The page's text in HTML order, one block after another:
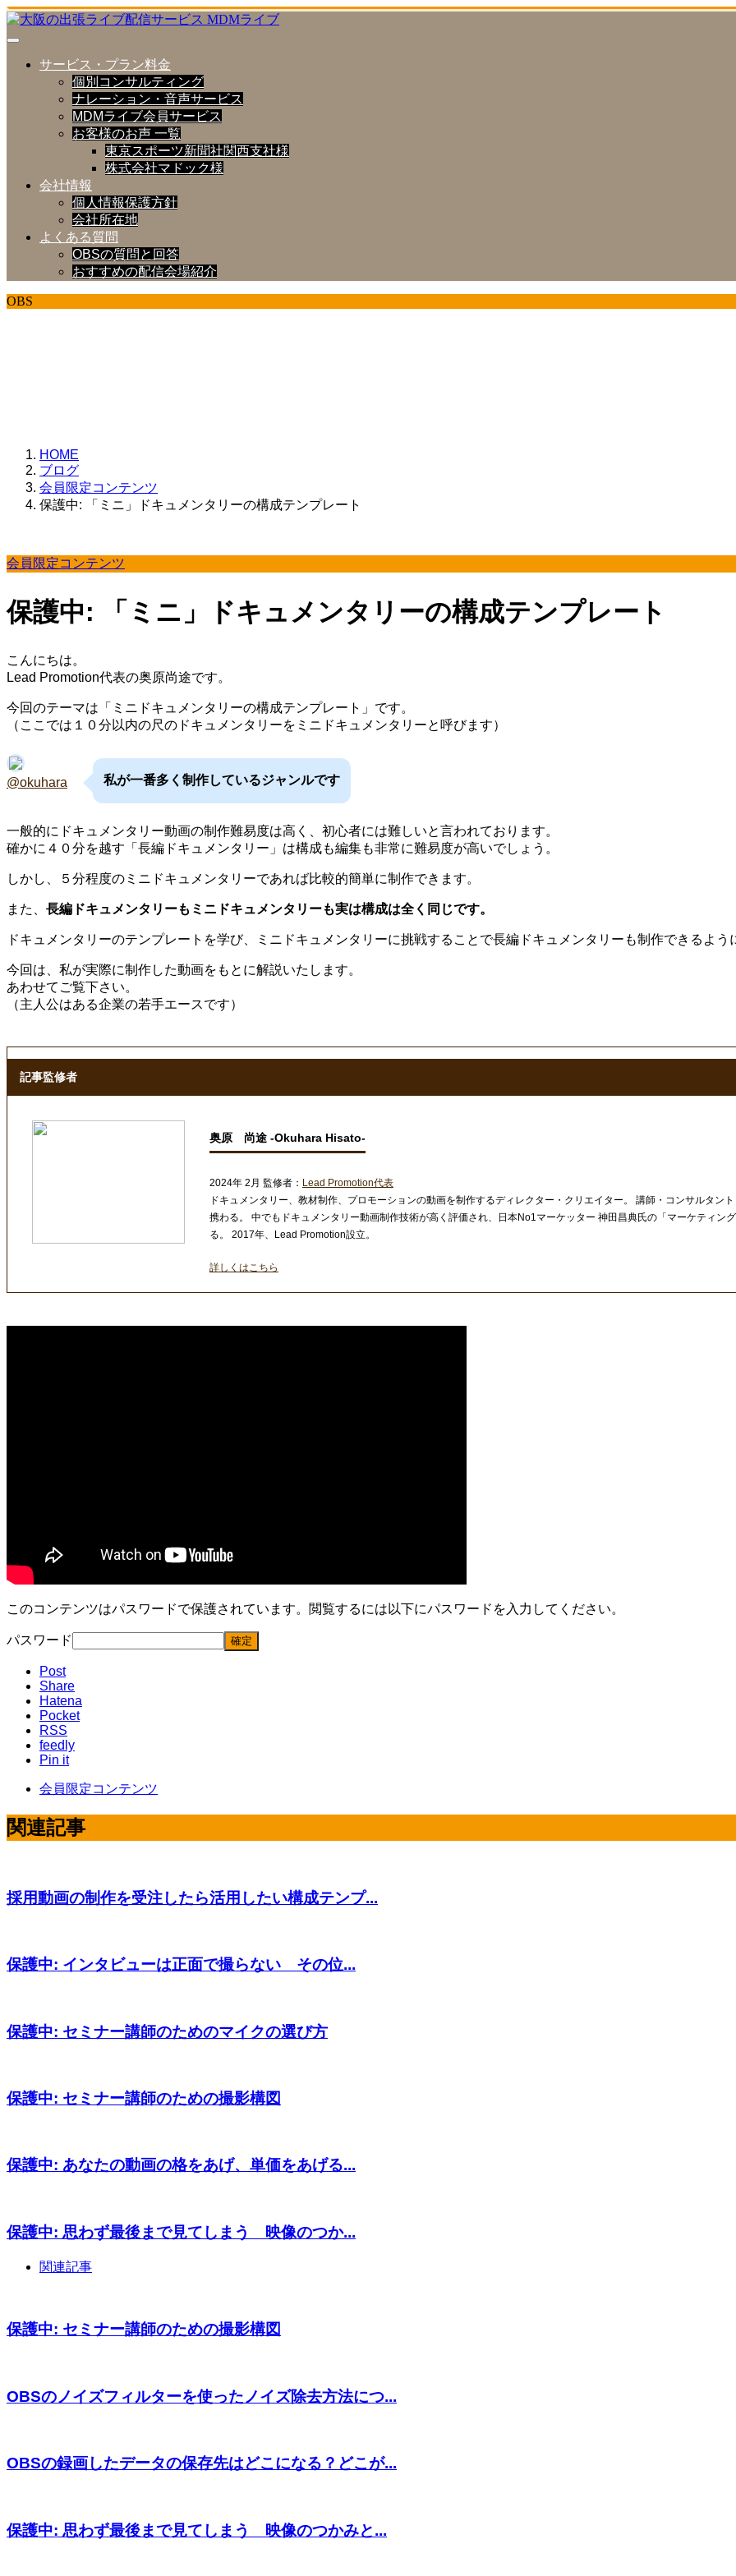
サービス・プラン料金
個別コンサルティング
ナレーション・音声サービス
MDMライブ会員サービス
お客様のお声 一覧
東京スポーツ新聞社関西支社様
株式会社マドック様
会社情報
個人情報保護方針
会社所在地
よくある質問
OBSの質問と回答
おすすめの配信会場紹介
OBS
HOME
ブログ
会員限定コンテンツ
保護中: 「ミニ」ドキュメンタリーの構成テンプレート
会員限定コンテンツ
保護中: 「ミニ」ドキュメンタリーの構成テンプレート
こんにちは。
Lead Promotion代表の奥原尚途です。
今回のテーマは「ミニドキュメンタリーの構成テンプレート」です。
（ここでは１０分以内の尺のドキュメンタリーをミニドキュメンタリーと呼びます）
@okuhara 私が一番多く制作しているジャンルです
一般的にドキュメンタリー動画の制作難易度は高く、初心者には難しいと言われております。
確かに４０分を越す「長編ドキュメンタリー」は構成も編集も非常に難易度が高いでしょう。
しかし、５分程度のミニドキュメンタリーであれば比較的簡単に制作できます。
また、 長編ドキュメンタリーもミニドキュメンタリーも実は構成は全く同じです。
ドキュメンタリーのテンプレートを学び、ミニドキュメンタリーに挑戦することで長編ドキュメンタリーも制作できるよう
今回は、私が実際に制作した動画をもとに解説いたします。
あわせてご覧下さい。
（主人公はある企業の若手エースです）
記事監修者
奥原 尚途 -Okuhara Hisato-
2024年 2月 監修者： Lead Promotion代表
ドキュメンタリー、教材制作、プロモーションの動画を制作するディレクター・クリエイター。 講師・コンサルタン
携わる。 中でもドキュメンタリー動画制作技術が高く評価され、日本No1マーケッター 神田昌典氏の「マーケティン
る。 2017年、Lead Promotion設立。
詳しくはこちら
このコンテンツはパスワードで保護されています。閲覧するには以下にパスワードを入力してください。
パスワード
Post
Share
Hatena
Pocket
RSS
feedly
Pin it
会員限定コンテンツ
関連記事
採用動画の制作を受注したら活用したい構成テンプ...
保護中: インタビューは正面で撮らない その位...
保護中: セミナー講師のためのマイクの選び方
保護中: セミナー講師のための撮影構図
保護中: あなたの動画の格をあげ、単価をあげる...
保護中: 思わず最後まで見てしまう 映像のつか...
関連記事
保護中: セミナー講師のための撮影構図
OBSのノイズフィルターを使ったノイズ除去方法につ...
OBSの録画したデータの保存先はどこになる？どこが...
保護中: 思わず最後まで見てしまう 映像のつかみと...